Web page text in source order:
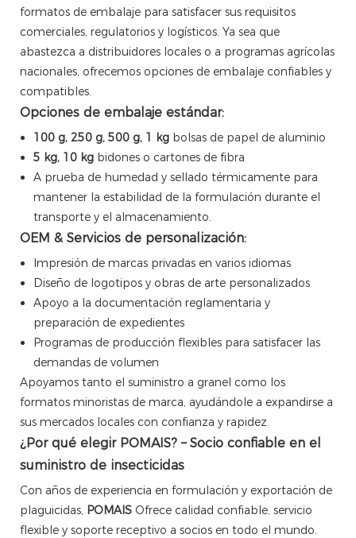
formatos de embalaje para satisfacer sus requisitos
comerciales, regulatorios y logísticos. Ya sea que
abastezca a distribuidores locales o a programas agrícolas
nacionales, ofrecemos opciones de embalaje confiables y
compatibles.
Opciones de embalaje estándar:
100 g, 250 g, 500 g, 1 kg bolsas de papel de aluminio
5 kg, 10 kg bidones o cartones de fibra
A prueba de humedad y sellado térmicamente para
mantener la estabilidad de la formulación durante el
transporte y el almacenamiento.
OEM & Servicios de personalización:
Impresión de marcas privadas en varios idiomas
Diseño de logotipos y obras de arte personalizados
Apoyo a la documentación reglamentaria y
preparación de expedientes
Programas de producción flexibles para satisfacer las
demandas de volumen
Apoyamos tanto el suministro a granel como los
formatos minoristas de marca, ayudándole a expandirse a
sus mercados locales con confianza y rapidez.
¿Por qué elegir POMAIS? – Socio confiable en el
suministro de insecticidas
Con años de experiencia en formulación y exportación de
plaguicidas, POMAIS Ofrece calidad confiable, servicio
flexible y soporte receptivo a socios en todo el mundo.